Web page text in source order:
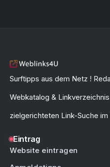
Surftipps aus dem Netz !
Webkatalog &
zielgerichteten Link-Suche im
Eintrag
Website eintragen